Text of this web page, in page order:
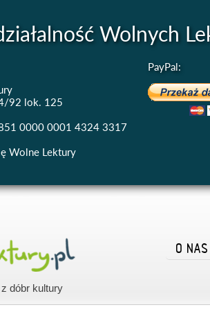
Wolnych
92 lok. 125
0000 0001 4324 3317
Wolne Lektury
PayPal:
dóbr kultury
O NAS